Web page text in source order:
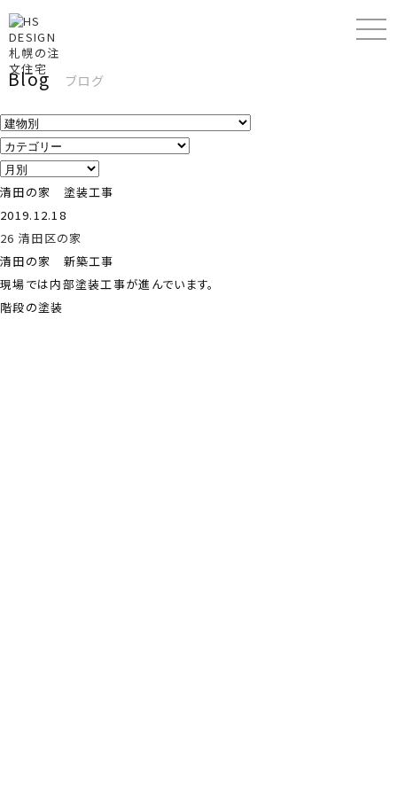
Blog ブログ
清田の家 塗装工事
2019.12.18
26 清田区の家
清田の家 新築工事
現場では内部塗装工事が進んでいます。
階段の塗装